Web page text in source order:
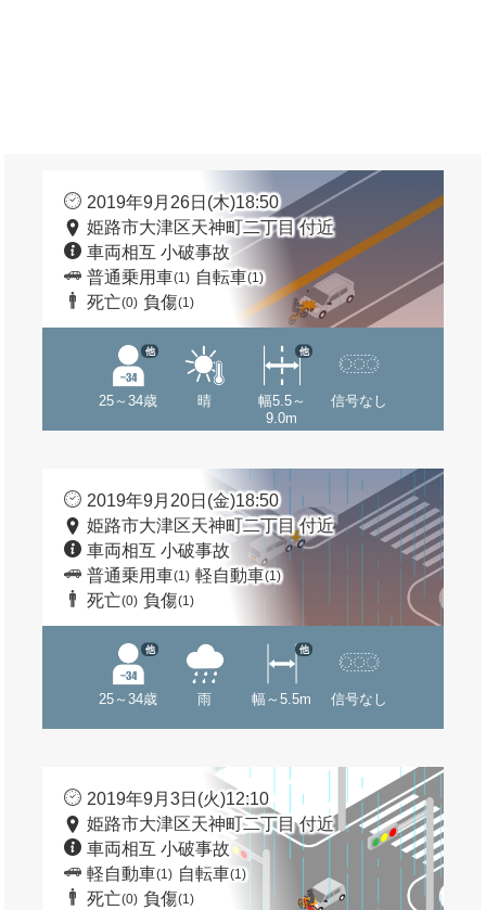
2019年9月26日(木)18:50
姫路市大津区天神町二丁目 付近
車両相互 小破事故
普通乗用車(1) 自転車(1)
死亡(0) 負傷(1)
25～34歳
他
晴
幅5.5～
9.0m
他
信号なし
2019年9月20日(金)18:50
姫路市大津区天神町二丁目 付近
車両相互 小破事故
普通乗用車(1) 軽自動車(1)
死亡(0) 負傷(1)
25～34歳
他
雨 幅～5.5m
他
信号なし
2019年9月3日(火)12:10
姫路市大津区天神町二丁目 付近
車両相互 小破事故
軽自動車(1) 自転車(1)
死亡(0) 負傷(1)